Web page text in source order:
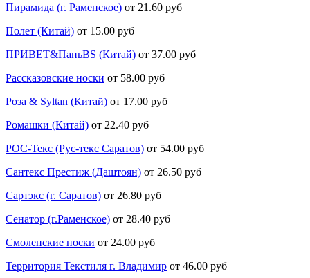
Пирамида (г. Раменское) от 21.60 руб
Полет (Китай) от 15.00 руб
ПРИВЕТ&ПаньBS (Китай) от 37.00 руб
Рассказовские носки от 58.00 руб
Роза & Syltan (Китай) от 17.00 руб
Ромашки (Китай) от 22.40 руб
РОС-Текс (Рус-текс Саратов) от 54.00 руб
Сантекс Престиж (Даштоян) от 26.50 руб
Сартэкс (г. Саратов) от 26.80 руб
Сенатор (г.Раменское) от 28.40 руб
Смоленские носки от 24.00 руб
Территория Текстиля г. Владимир от 46.00 руб